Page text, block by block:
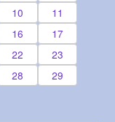
10
11
16
17
22
23
28
29